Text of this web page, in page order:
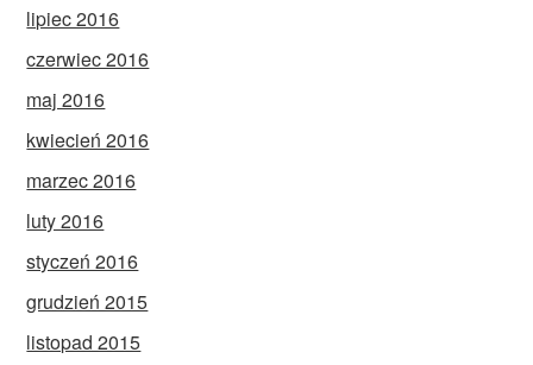
lipiec 2016
czerwiec 2016
maj 2016
kwiecień 2016
marzec 2016
luty 2016
styczeń 2016
grudzień 2015
listopad 2015